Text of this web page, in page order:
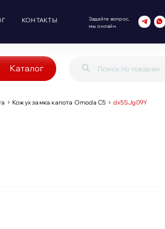
КОНТАКТЫ
Задайте вопрос,
мы онлайн
Каталог
Кожух замка капота Omoda C5 dx5SJg09Y